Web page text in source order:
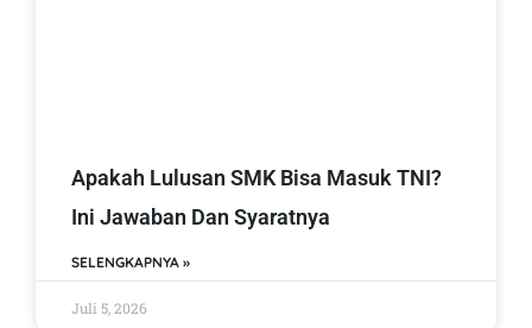
Apakah Lulusan SMK Bisa Masuk TNI?
Ini Jawaban Dan Syaratnya
SELENGKAPNYA »
Juli 5, 2026